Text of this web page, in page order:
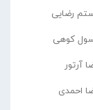
رضایی
کوهی
آرتور
احمدی